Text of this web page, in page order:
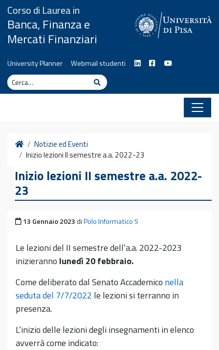
Vai al contenuto
Corso di Laurea in
Banca, Finanza e
Mercati Finanziari
University Planner
Webmail studenti
Cerca
Cerca
HomeNotizie ed Eventi
Inizio lezioni II semestre a.a. 2022-23
Inizio lezioni II semestre a.a. 2022-
23
Pubblicato il
13 Gennaio 2023diPolo Informatico 5
Le lezioni del II semestre dell’a.a. 2022-2023
inizieranno lunedì 20 febbraio.
Come deliberato dal Senato Accademico nella
seduta del 7/7/2022 le lezioni si terranno in
presenza.
L’inizio delle lezioni degli insegnamenti in elenco
avverrà come indicato: